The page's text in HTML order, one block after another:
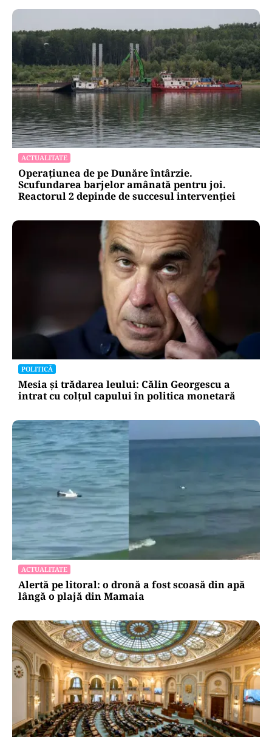
ADMINISTRATIE
Teatrul Bulandra intră în reparații capitale:
98,6 milioane de lei pentru salvarea unei scene
istorice
ACTUALITATE
Operațiunea de pe Dunăre întârzie.
Scufundarea barjelor amânată pentru joi.
Reactorul 2 depinde de succesul intervenției
POLITICĂ
Mesia și trădarea leului: Călin Georgescu a
intrat cu colțul capului în politica monetară